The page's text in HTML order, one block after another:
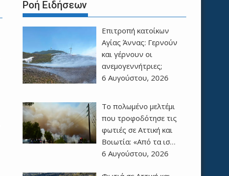
Ροή Ειδήσεων
Επιτροπή κατοίκων
Αγίας Άννας: Γερνούν
και γέρνουν οι
ανεμογεννήτριες;
6 Αυγούστου, 2026
Το πολωμένο μελτέμι
που τροφοδότησε τις
φωτιές σε Αττική και
Βοιωτία: «Από τα ισ…
6 Αυγούστου, 2026